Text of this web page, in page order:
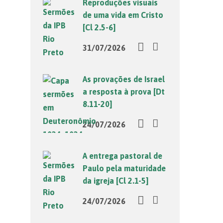
Reproduções visuais
de uma vida em Cristo
[Cl 2.5-6]
31/07/2026
As provações de Israel
a resposta à prova [Dt
8.11-20]
24/07/2026
A entrega pastoral de
Paulo pela maturidade
da igreja [Cl 2.1-5]
24/07/2026